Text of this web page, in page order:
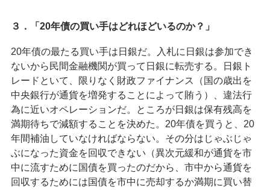
３．「20年債の買い手はどれほどいるのか？」
20年債の最たる買い手は日銀だ。入札に日銀は参加でき
ないから民間金融機関が買って日銀に転売する。日銀ト
レードといて、限りなく財政ファイナンス（国の歳出を
中央銀行が通貨を増発することによって賄う）、違法行
為に近いオペレーションだ。ところが日銀は保有残高を
満期待ちで減額することを決めた。20年債を買うと、20
年間補油していなければならない。その分はじゃぶじゃ
ぶになった資金を回収できない（異次元緩和が通貨を市
中に流すために国債を買ったのだから、市中から通貨を
回収するためには国債を市中に売却するか満期に買い替